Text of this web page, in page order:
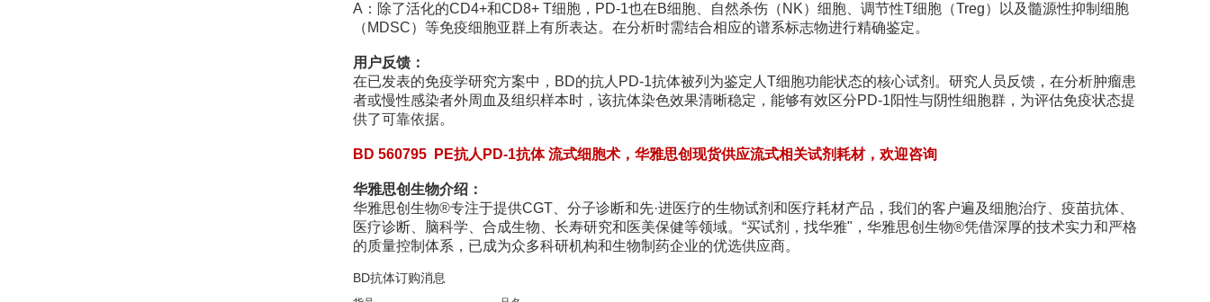
A：除了活化的CD4+和CD8+ T细胞，PD-1也在B细胞、自然杀伤（NK）细胞、调节性T细胞（Treg）以及髓源性抑制细胞
（MDSC）等免疫细胞亚群上有所表达。在分析时需结合相应的谱系标志物进行精确鉴定。
用户反馈：
在已发表的免疫学研究方案中，BD的抗人PD-1抗体被列为鉴定人T细胞功能状态的核心试剂。研究人员反馈，在分析肿瘤患
者或慢性感染者外周血及组织样本时，该抗体染色效果清晰稳定，能够有效区分PD-1阳性与阴性细胞群，为评估免疫状态提
供了可靠依据。
BD 560795 PE抗人PD-1抗体 流式细胞术，华雅思创现货供应流式相关试剂耗材，欢迎咨询
华雅思创生物介绍：
华雅思创生物®专注于提供CGT、分子诊断和先·进医疗的生物试剂和医疗耗材产品，我们的客户遍及细胞治疗、疫苗抗体、
医疗诊断、脑科学、合成生物、长寿研究和医美保健等领域。“买试剂，找华雅"，华雅思创生物®凭借深厚的技术实力和严格
的质量控制体系，已成为众多科研机构和生物制药企业的优选供应商。
BD抗体订购消息